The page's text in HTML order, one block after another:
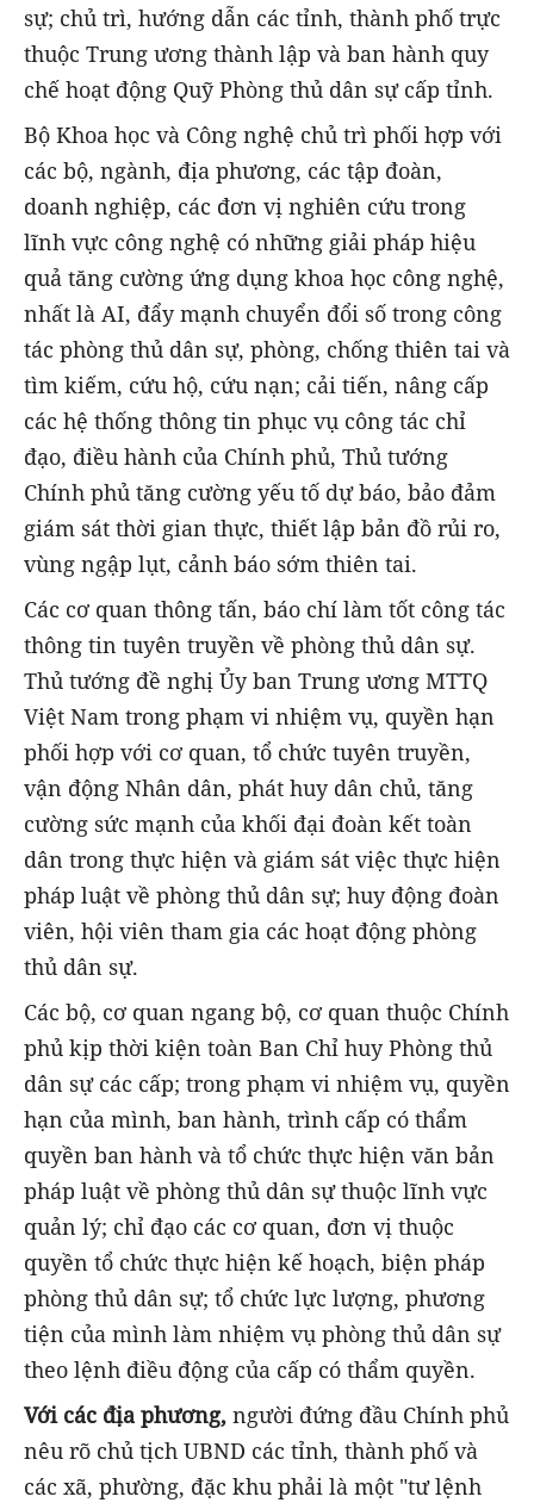
sự; chủ trì, hướng dẫn các tỉnh, thành phố trực
thuộc Trung ương thành lập và ban hành quy
chế hoạt động Quỹ Phòng thủ dân sự cấp tỉnh.
Bộ Khoa học và Công nghệ chủ trì phối hợp với
các bộ, ngành, địa phương, các tập đoàn,
doanh nghiệp, các đơn vị nghiên cứu trong
lĩnh vực công nghệ có những giải pháp hiệu
quả tăng cường ứng dụng khoa học công nghệ,
nhất là AI, đẩy mạnh chuyển đổi số trong công
tác phòng thủ dân sự, phòng, chống thiên tai và
tìm kiếm, cứu hộ, cứu nạn; cải tiến, nâng cấp
các hệ thống thông tin phục vụ công tác chỉ
đạo, điều hành của Chính phủ, Thủ tướng
Chính phủ tăng cường yếu tố dự báo, bảo đảm
giám sát thời gian thực, thiết lập bản đồ rủi ro,
vùng ngập lụt, cảnh báo sớm thiên tai.
Các cơ quan thông tấn, báo chí làm tốt công tác
thông tin tuyên truyền về phòng thủ dân sự.
Thủ tướng đề nghị Ủy ban Trung ương MTTQ
Việt Nam trong phạm vi nhiệm vụ, quyền hạn
phối hợp với cơ quan, tổ chức tuyên truyền,
vận động Nhân dân, phát huy dân chủ, tăng
cường sức mạnh của khối đại đoàn kết toàn
dân trong thực hiện và giám sát việc thực hiện
pháp luật về phòng thủ dân sự; huy động đoàn
viên, hội viên tham gia các hoạt động phòng
thủ dân sự.
Các bộ, cơ quan ngang bộ, cơ quan thuộc Chính
phủ kịp thời kiện toàn Ban Chỉ huy Phòng thủ
dân sự các cấp; trong phạm vi nhiệm vụ, quyền
hạn của mình, ban hành, trình cấp có thẩm
quyền ban hành và tổ chức thực hiện văn bản
pháp luật về phòng thủ dân sự thuộc lĩnh vực
quản lý; chỉ đạo các cơ quan, đơn vị thuộc
quyền tổ chức thực hiện kế hoạch, biện pháp
phòng thủ dân sự; tổ chức lực lượng, phương
tiện của mình làm nhiệm vụ phòng thủ dân sự
theo lệnh điều động của cấp có thẩm quyền.
Với các địa phương, người đứng đầu Chính phủ
nêu rõ chủ tịch UBND các tỉnh, thành phố và
các xã, phường, đặc khu phải là một "tư lệnh